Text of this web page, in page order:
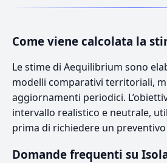
Come viene calcolata la
Le stime di Aequilibrium sono
modelli comparativi territoriali,
aggiornamenti periodici.
intervallo realistico e neutrale,
prima di richiedere un
Domande frequenti su